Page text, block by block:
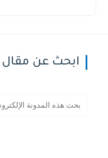
ابحث عن مقال